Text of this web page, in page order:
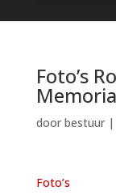
Foto’s
door bestuur|
Foto’s